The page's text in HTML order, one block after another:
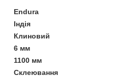
Endura
Індія
Клиновий
6 мм
1100 мм
Склеювання